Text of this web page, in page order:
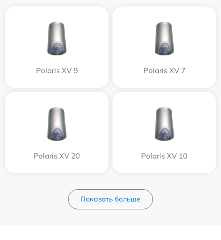
Polaris XV 9 Polaris XV 7
Polaris XV 20 Polaris XV 10
Показать больше